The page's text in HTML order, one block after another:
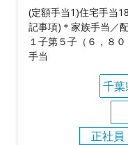
(定額手当1)住宅手当
記事項)＊家族手当／
１子第５子（６，８
手当
千葉
正社員